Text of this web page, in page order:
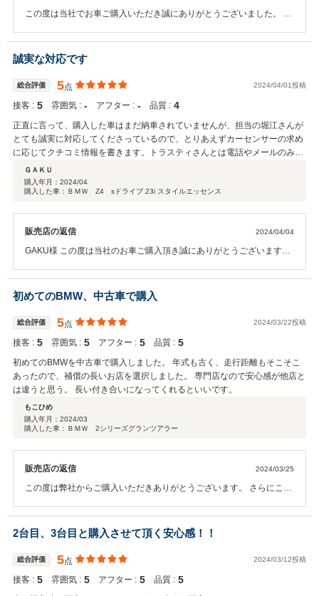
この度は当社でお車ご購入いただき誠にありがとうございました。 大
前にも多数カスタムや作業行わせて頂き、個人的にも他にはない一台
に仕上がったと思います。 車検やメンテナンス、お車でお困りの事ご
ざいましたら遠慮なくお申し付けくださいませ。 今後とも長いお付き
合いいただけますと幸いです。 よろしくお願いいたします。 担当者
より
誠実な対応です
総合評価 5点 2024/04/01投稿
接客 : 5 雰囲気 : ‐ アフター : ‐ 品質 : 4
正直に言って、購入した車はまだ納車されていませんが、担当の堀江さんが
とても誠実に対応してくださっているので、とりあえずカーセンサーの求め
に応じてクチコミ情報を書きます。トラスティさんとは電話やメールのみの
やりとりですが、たまたま電話で問い合わせをした時の担当となった堀江さ
んが真摯に対応してくださっているので、安心して任せられています。購入
に関しては現車を見ていないのですが、こちらからの細かな要望にも応えて
かもしれませんし、それ以下かもしれませんが、多分満足の5だと信じてい
ます。私自身BMWを数台乗り続けていますし、今回もほしくて仕方なかっ
ＧＡＫＵ
購入年月： 2024/04
購入した車：ＢＭＷ Z4 sドライブ 23i スタイルエッセンス
販売店の返信 2024/04/04
GAKU様 この度は当社のお車ご購入頂き誠にありがとうございます。
車までもう少々お時間頂いてしまいますが､GAKU様に喜んでいただけ
ますようしっかりと準備させていただきます｡是非楽しみにお待ちいた
だけたらと思います｡今後ともどうぞよろしくお願いいたします。 担
当者より
初めてのBMW、中古車で購入
総合評価 5点 2024/03/22投稿
接客 : 5 雰囲気 : 5 アフター : 5 品質 : 5
初めてのBMWを中古車で購入しました。 年式も古く、走行距離もそこそこ
あったので、補償の長いお店を選択しました。 専門店なので安心感が他店と
は違うと思う。 長い付き合いになってくれるといいです。
もこひめ
購入年月： 2024/03
購入した車：ＢＭＷ 2シリーズグランツアラー
販売店の返信 2024/03/25
この度は弊社からご購入いただきありがとうございます。 さらにこの
乗り2シリーズグランツアラーをご契約いただきありがとうございま
した。今回最大のポイントはオプション装備のサンルーフ付です。数
多くの2シリーズを仕入れてきましたが本当にサンルーフ付は少な
く、入庫してからお問い合わせも非常に多いBMWでした。次回の車検
もお気軽にお問合せ下さい。 引き続きサポートさせて頂きますので、
今後ともどうぞ宜しくお願い申し上げます。お近くまで来られた際は
2台目、3台目と購入させて頂く安心感！！
総合評価 5点 2024/03/12投稿
接客 : 5 雰囲気 : 5 アフター : 5 品質 : 5